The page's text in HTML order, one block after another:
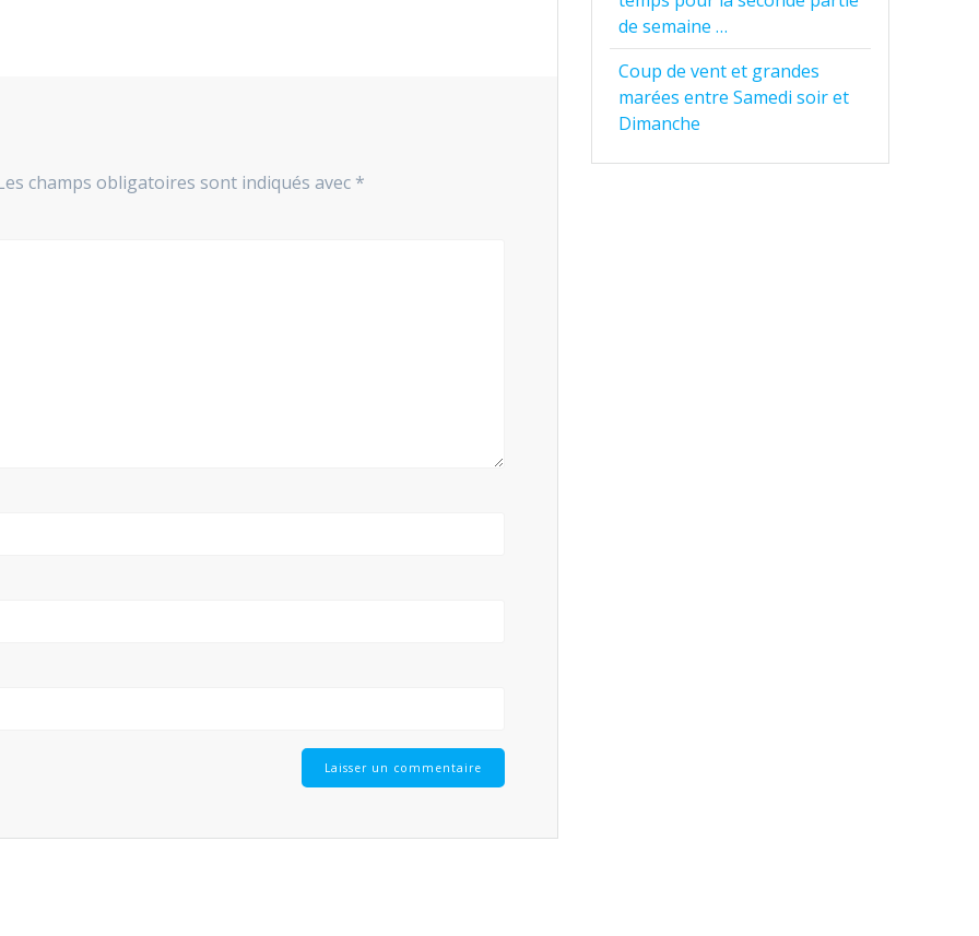
champs obligatoires sont indiqués avec *
de semaine …
Coup de vent et grandes
marées entre Samedi soir et
Dimanche